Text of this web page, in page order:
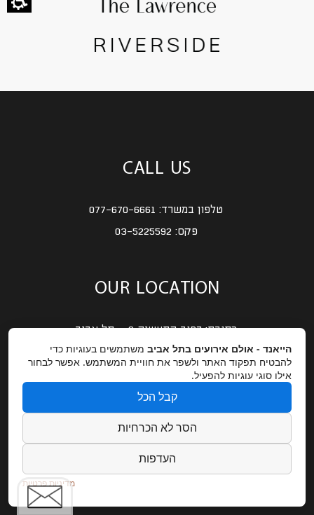
CALL US
טלפון במשרד: 077-670-6661
פקס:03-5225592
OUR LOCATION
כתובת:רחוב התעשיה 9 – תל אביב
GET DIRECTIONS
EMAIL US
אימייל:Lihi@dynamogroup.co.il
הייאנד - אולם אירועים בתל אביב משתמשים בעוגיות כדי
להבטיח תפקוד האתר ולשפר את חוויית המשתמש. אפשר לבחור
אילו סוגי עוגיות להפעיל.
קבל הכל
הסר לא הכרחיות
העדפות
מדיניות פרטיות